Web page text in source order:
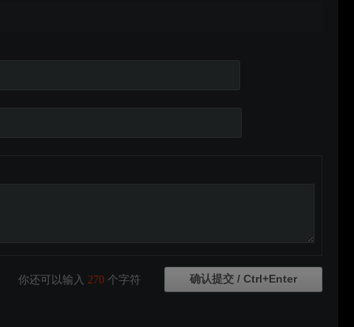
你还可以输入 270 个字符